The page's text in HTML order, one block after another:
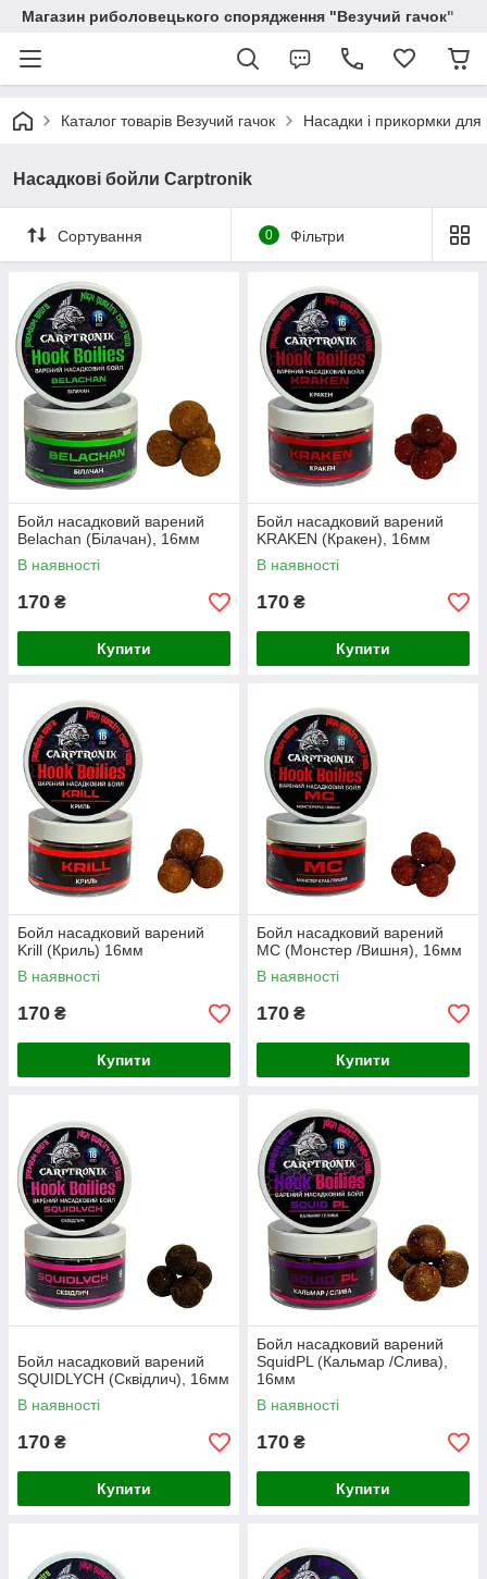
Магазин риболовецького спорядження "Везучий гачок"
Каталог товарів Везучий гачок Насадки і прикормки для
Насадкові бойли Carptronik
Сортування 0 Фільтри
Бойл насадковий варений
Belachan (Білачан), 16мм
В наявності
170 ₴
Купити
Бойл насадковий варений
KRAKEN (Кракен), 16мм
В наявності
170 ₴
Купити
Бойл насадковий варений
Krill (Криль) 16мм
В наявності
170 ₴
Купити
Бойл насадковий варений
MC (Монстер /Вишня), 16мм
В наявності
170 ₴
Купити
Бойл насадковий варений
SQUIDLYCH (Сквідлич), 16мм
В наявності
170 ₴
Купити
Бойл насадковий варений
SquidPL (Кальмар /Слива),
16мм
В наявності
170 ₴
Купити